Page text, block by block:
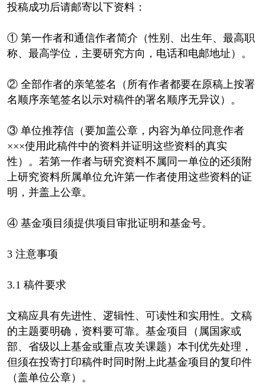
投稿成功后请邮寄以下资料：
① 第一作者和通信作者简介（性别、出生年、最高职
称、最高学位，主要研究方向，电话和电邮地址）。
② 全部作者的亲笔签名（所有作者都要在原稿上按署
名顺序亲笔签名以示对稿件的署名顺序无异议）。
③ 单位推荐信（要加盖公章，内容为单位同意作者
×××使用此稿件中的资料并证明这些资料的真实
性）。若第一作者与研究资料不属同一单位的还须附
上研究资料所属单位允许第一作者使用这些资料的证
明，并盖上公章。
④ 基金项目须提供项目审批证明和基金号。
3 注意事项
3.1 稿件要求
文稿应具有先进性、逻辑性、可读性和实用性。文稿
的主题要明确，资料要可靠。基金项目（属国家或
部、省级以上基金或重点攻关课题）本刊优先处理，
但须在投寄打印稿件时同时附上此基金项目的复印件
（盖单位公章）。